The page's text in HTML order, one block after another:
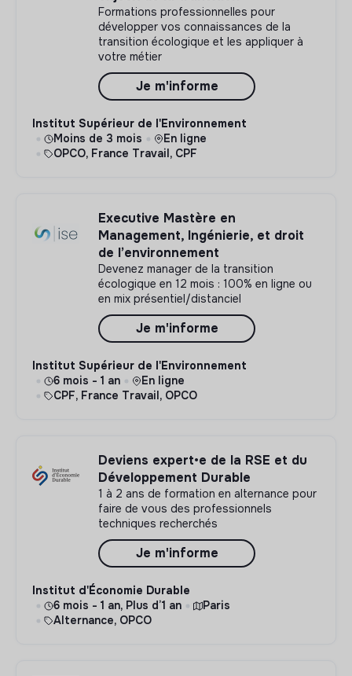
Formations professionnelles pour
développer vos connaissances de la
transition écologique et les appliquer à
votre métier
Je m'informe
Institut Supérieur de l'Environnement
Moins de 3 mois
En ligne
OPCO, France Travail, CPF
Executive Mastère en
Management, Ingénierie, et droit
de l’environnement
Devenez manager de la transition
écologique en 12 mois : 100% en ligne ou
en mix présentiel/distanciel
Je m'informe
Institut Supérieur de l'Environnement
6 mois - 1 an
En ligne
CPF, France Travail, OPCO
Deviens expert•e de la RSE et du
Développement Durable
1 à 2 ans de formation en alternance pour
faire de vous des professionnels
techniques recherchés
Je m'informe
Institut d'Économie Durable
6 mois - 1 an, Plus d’1 an
Paris
Alternance, OPCO